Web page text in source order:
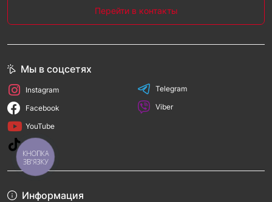
Перейти в контакты
Информация
Мы в соцсетях
Instagram
Facebook
YouTube
TikTok
Telegram
Viber
КНОПКА
ЗВ'ЯЗКУ